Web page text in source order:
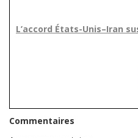
L’accord États-Unis–Iran
Commentaires